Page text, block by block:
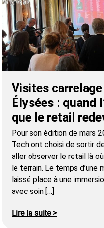
Visites
Élysées : quand
que le retail
Pour son édition de mars
Tech ont choisi de sortir
aller observer le retail là
le terrain. Le temps d’une
laissé place à une
avec soin […]
Lire la suite >